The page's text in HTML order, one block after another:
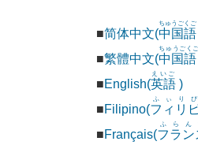
■简体中文(中国語
ちゅうごくご
■繁體中文(中国語
ちゅうごくご
■English(英語
えいご
)
■Filipino(フィリ
ふぃり
■Français(フラン
ふらん